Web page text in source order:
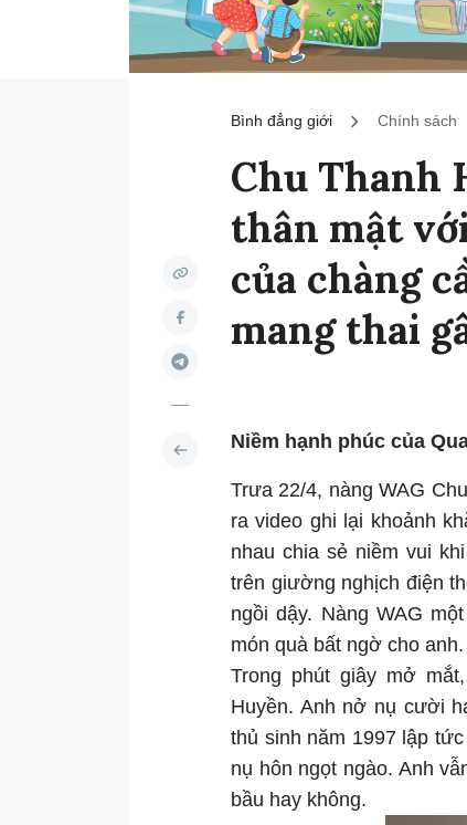
Bình đẳng giới Chính sách
Chu Thanh
thân mật
của chàng
mang thai
Niềm hạnh phúc của
Trưa 22/4, nàng WAG
ra video ghi lại khoảnh
nhau chia sẻ niềm vui
trên giường nghịch điện
ngồi dậy. Nàng WAG
món quà bất ngờ cho anh.
Trong phút giây mở
Huyền. Anh nở nụ cười
thủ sinh năm 1997 lập
nụ hôn ngọt ngào. Anh
bầu hay không.